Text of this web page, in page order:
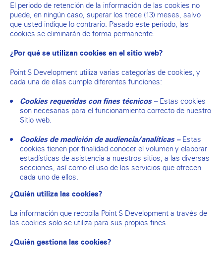
El periodo de retención de la información de las cookies no
puede, en ningún caso, superar los trece (13) meses, salvo
que usted indique lo contrario. Pasado este periodo, las
cookies se eliminarán de forma permanente.
¿Por qué se utilizan cookies en el sitio web?
Point S Development utiliza varias categorías de cookies, y
cada una de ellas cumple diferentes funciones:
Cookies requeridas con fines técnicos – Estas cookies
son necesarias para el funcionamiento correcto de nuestro
Sitio web.
Cookies de medición de audiencia/analíticas –Estas
cookies tienen por finalidad conocer el volumen y elaborar
estadísticas de asistencia a nuestros sitios, a las diversas
secciones, así como el uso de los servicios que ofrecen
cada uno de ellos.
¿Quién utiliza las cookies?
La información que recopila Point S Development a través de
las cookies solo se utiliza para sus propios fines.
¿Quién gestiona las cookies?